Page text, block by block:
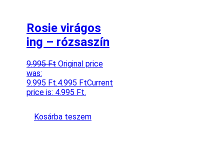
Rosie virágos
ing – rózsaszín
9.995Ft Original price
was:
9.995 Ft.4.995 FtCurrent
price is: 4.995 Ft.
Kosárba teszem